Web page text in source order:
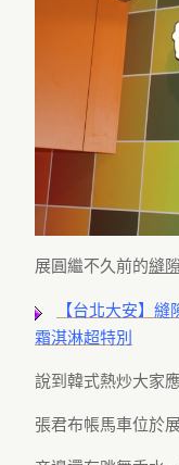
展圓繼不久前的縫
【台北大安】
霜淇淋超特別
說到韓式熱炒大家
張君布帳馬車位於